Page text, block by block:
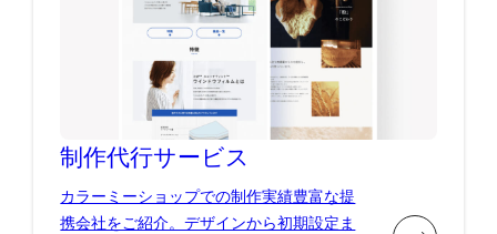
制作代行サービス
カラーミーショップでの制作実績豊富な提
携会社をご紹介。デザインから初期設定ま